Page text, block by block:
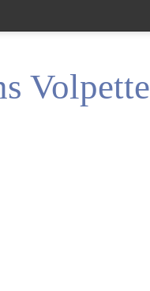
Volpette